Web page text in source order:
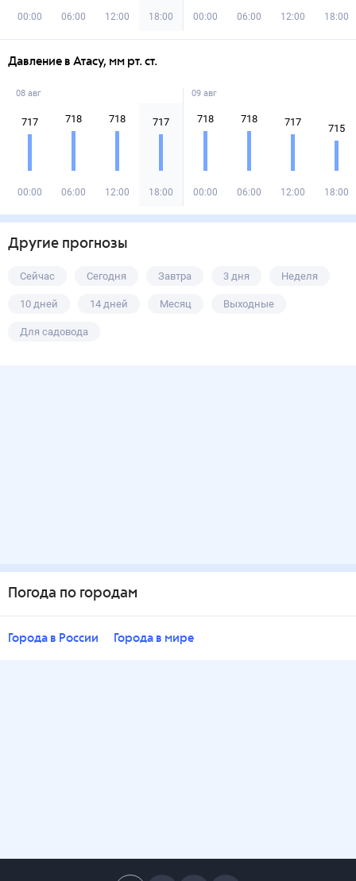
00:00 06:00 12:00 18:00 00:00 06:00 12:00 18:00
Давление в Атасу, мм рт. ст.
08 авг
717
00:00
718
06:00
718
12:00
717
18:00
09 авг
718
00:00
718
06:00
717
12:00
715
18:00
Другие прогнозы
Сейчас Сегодня Завтра 3 дня Неделя
10 дней 14 дней Месяц Выходные
Для садовода
Погода по городам
Города в России Города в мире